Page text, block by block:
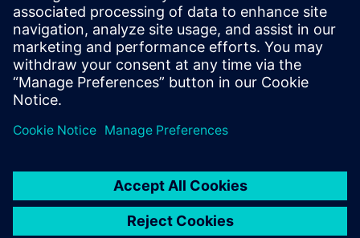
de localização em tempo real em rotas otimizadas e
seguras, maximizando e fazendo a utilização segura do
espaço, simplifi...
Saiba mais